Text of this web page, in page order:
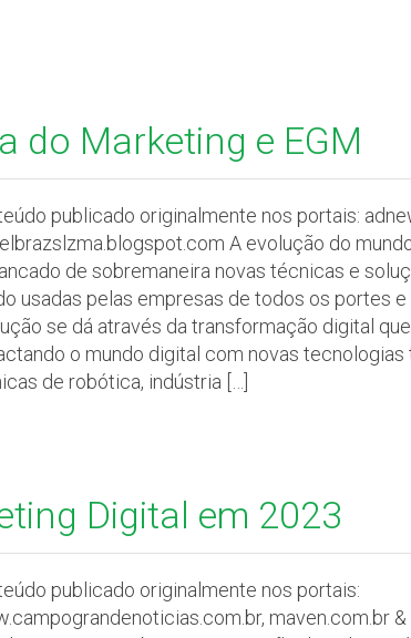
do Marketing e EGM
publicado originalmente nos portais:
A evolução do
de sobremaneira novas técnicas e
usadas pelas empresas de todos os portes e
se dá através da transformação digital
o mundo digital com novas tecnologias
de robótica, indústria […]
Digital em 2023
publicado originalmente nos portais:
maven.com.br &